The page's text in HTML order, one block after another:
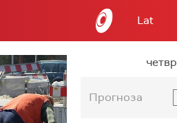
Lat
Прогноза